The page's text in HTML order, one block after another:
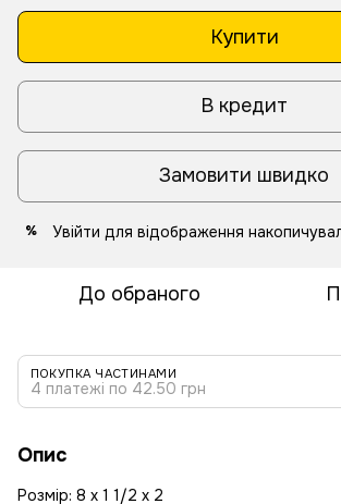
Купити
В кредит
Замовити швидко
% Увійти для відображення
До обраного
ПОКУПКА ЧАСТИНАМИ
4 платежі по 42.50 грн
Опис
Розмір: 8 x 1 1/2 x 2